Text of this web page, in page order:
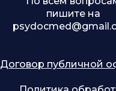
Договор публичной
пишите на